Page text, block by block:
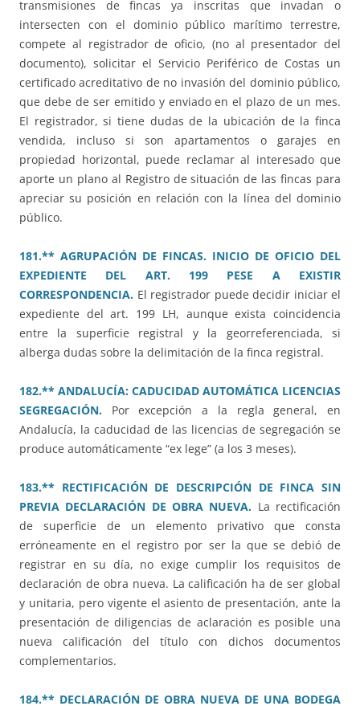
transmisiones de fincas ya inscritas que invadan o
intersecten con el dominio público marítimo terrestre,
compete al registrador de oficio, (no al presentador del
documento), solicitar el Servicio Periférico de Costas un
certificado acreditativo de no invasión del dominio público,
que debe de ser emitido y enviado en el plazo de un mes.
El registrador, si tiene dudas de la ubicación de la finca
vendida, incluso si son apartamentos o garajes en
propiedad horizontal, puede reclamar al interesado que
aporte un plano al Registro de situación de las fincas para
apreciar su posición en relación con la línea del dominio
público.
181.** AGRUPACIÓN DE FINCAS. INICIO DE OFICIO DEL
EXPEDIENTE DEL ART. 199 PESE A EXISTIR
CORRESPONDENCIA. El registrador puede decidir iniciar el
expediente del art. 199 LH, aunque exista coincidencia
entre la superficie registral y la georreferenciada, si
alberga dudas sobre la delimitación de la finca registral.
182.** ANDALUCÍA: CADUCIDAD AUTOMÁTICA LICENCIAS
SEGREGACIÓN. Por excepción a la regla general, en
Andalucía, la caducidad de las licencias de segregación se
produce automáticamente “ex lege” (a los 3 meses).
183.** RECTIFICACIÓN DE DESCRIPCIÓN DE FINCA SIN
PREVIA DECLARACIÓN DE OBRA NUEVA. La rectificación
de superficie de un elemento privativo que consta
erróneamente en el registro por ser la que se debió de
registrar en su día, no exige cumplir los requisitos de
declaración de obra nueva. La calificación ha de ser global
y unitaria, pero vigente el asiento de presentación, ante la
presentación de diligencias de aclaración es posible una
nueva calificación del título con dichos documentos
complementarios.
184.** DECLARACIÓN DE OBRA NUEVA DE UNA BODEGA